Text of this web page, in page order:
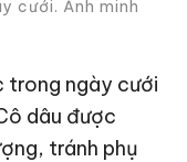
cưới. Ảnh minh
trong ngày cưới
dâu được
tránh phụ